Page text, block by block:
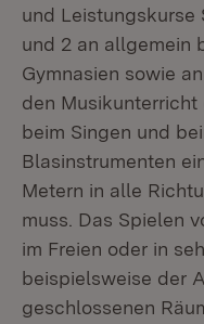
und Leistungskurse
und 2 an allgemein
Gymnasien sowie
den
beim Singen und
Blasinstrumenten
Metern in alle
muss. Das Spielen
im Freien oder in
beispielsweise der
geschlossenen